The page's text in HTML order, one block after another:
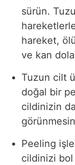
sürün.
hareket,
ve kan
Tuzun cilt
doğal bir
cildinizin
Peeling
cildinizi bol